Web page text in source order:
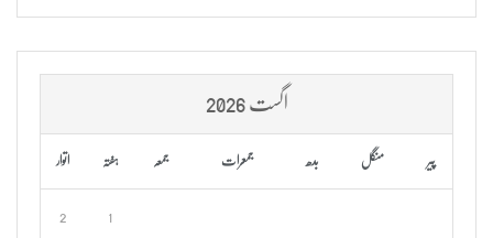
اگست 2026
پیر منگل بدھ جمعرات جمعہ ہفتہ اتوار
1
2